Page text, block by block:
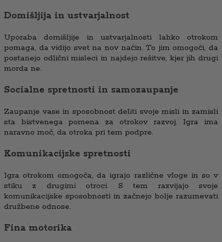
Domišljija in ustvarjalnost
Uporaba domišljije in ustvarjalnosti lahko otrokom
pomaga, da vidijo svet na nov način. To jim omogoči, da
postanejo odlični misleci in najdejo rešitve, kjer jih drugi
morda ne.
Socialne spretnosti in samozaupanje
Zaupanje vase in sposobnost deliti svoje misli in zamisli
sta bistvenega pomena za otrokov razvoj. Igra ima
naravno moč, da otroka pri tem podpre.
Komunikacijske spretnosti
Igra otrokom omogoča, da igrajo različne vloge in so v
stiku z drugimi otroci. S tem razvijajo svoje
komunikacijske sposobnosti in začnejo bolje razumevati
družbene odnose.
Fina motorika